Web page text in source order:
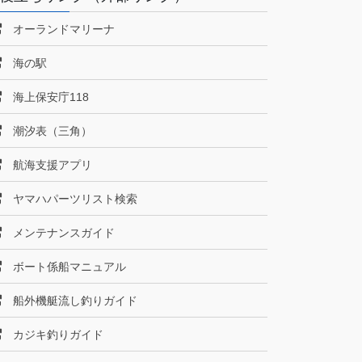
オーランドマリーナ
海の駅
海上保安庁118
潮汐表（三角）
航海支援アプリ
ヤマハパーツリスト検索
メンテナンスガイド
ボート係船マニュアル
船外機艇流し釣りガイド
カジキ釣りガイド